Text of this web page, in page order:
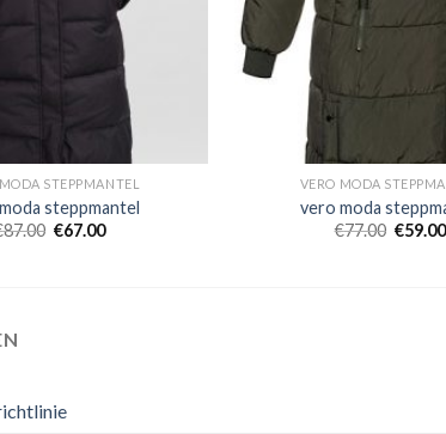
STEPPMANTEL
steppmantel
87.00 €67.00
VERO MODA
vero moda
€77.00 €59.00